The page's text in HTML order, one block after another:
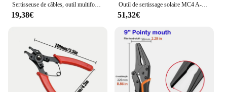
19,38€
Outil de sertissage solaire MC4 A-4610B fil de connecteur photoroltaïque solaire sertisseuse 4, 6, 10mm2 outils à main multifonctionnels
51,32€